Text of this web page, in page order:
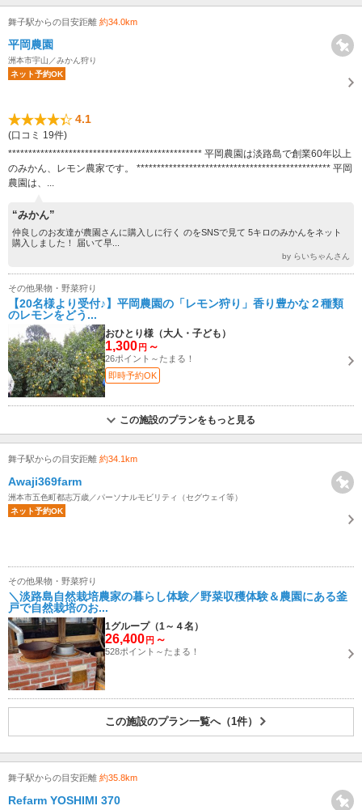
舞子駅からの目安距離 約34.0km
平岡農園
洲本市宇山／みかん狩り
ネット予約OK
4.1
(口コミ 19件)
************************************************ 平岡農園は淡路島で創業60年以上
のみかん、レモン農家です。 ************************************************ 平岡
農園は、...
“みかん”
仲良しのお友達が農園さんに購入しに行く のをSNSで見て 5キロのみかんをネット
購入しました！ 届いて早...
by らいちゃんさん
その他果物・野菜狩り
【20名様より受付♪】平岡農園の「レモン狩り」香り豊かな２種類
のレモンをどう...
おひとり様（大人・子ども）
1,300 円 ～
26ポイント～たまる！
即時予約OK
この施設のプランをもっと見る
舞子駅からの目安距離 約34.1km
Awaji369farm
洲本市五色町都志万歳／パーソナルモビリティ（セグウェイ等）
ネット予約OK
その他果物・野菜狩り
＼淡路島自然栽培農家の暮らし体験／野菜収穫体験＆農園にある釜
戸で自然栽培のお...
1グループ（1～４名）
26,400 円 ～
528ポイント～たまる！
この施設のプラン一覧へ（1件）
舞子駅からの目安距離 約35.8km
Refarm YOSHIMI 370